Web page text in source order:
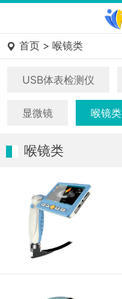
 首页 > 喉镜类
USB体表检测仪
显微镜 喉镜类
喉镜类